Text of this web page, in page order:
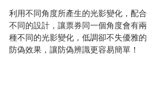
利用不同角度所產生的光影變化，配合
不同的設計，讓票券同一個角度會有兩
種不同的光影變化，低調卻不失優雅的
防偽效果，讓防偽辨識更容易簡單！